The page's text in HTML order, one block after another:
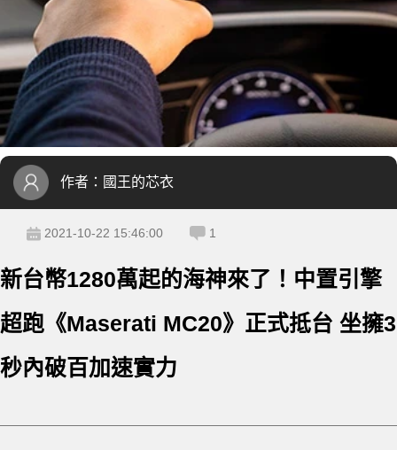
作者： 國王的芯衣
2021-10-22 15:46:00 1
新台幣1280萬起的海神來了！中置引擎
超跑《Maserati MC20》正式抵台 坐擁3
秒內破百加速實力